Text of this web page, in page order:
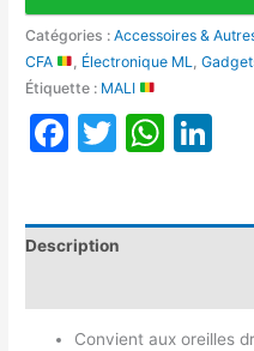
Catégories :Accessoires &
CFA
, Électronique ML,
Étiquette : MALI
Facebook
Twitter
Description
Convient aux oreilles